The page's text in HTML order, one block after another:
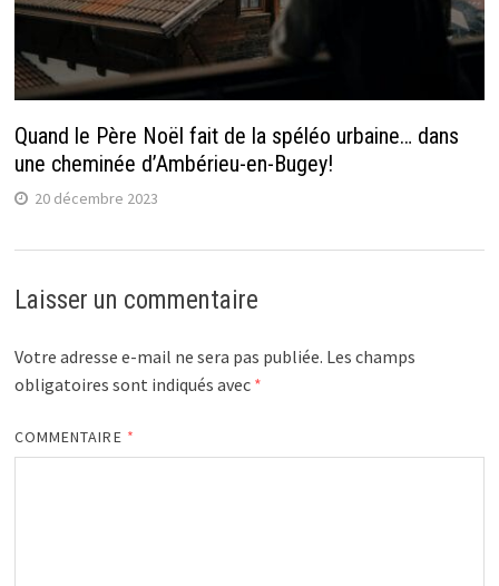
Quand le Père Noël fait de la spéléo urbaine… dans
une cheminée d’Ambérieu-en-Bugey!
20 décembre 2023
Laisser un commentaire
Votre adresse e-mail ne sera pas publiée. Les champs
obligatoires sont indiqués avec *
COMMENTAIRE *